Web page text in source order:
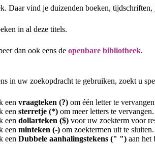
Daar vind je duizenden boeken,
in al deze titels.
dan ook eens de openbare bibliotheek.
in uw zoekopdracht te gebruiken, zoekt u
een vraagteken (?) om één letter te
een sterretje (*) om meer letters te vervangen.
een dollarteken ($) voor uw zoekterm voor
een minteken (-) om zoektermen uit te sluiten.
een Dubbele aanhalingstekens (" ") aan het